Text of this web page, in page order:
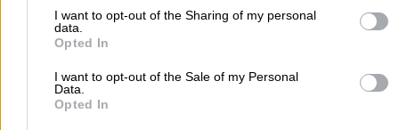
to Google and its third-party tags to use your data for below
purposes in below Google consent section.
I want to opt-out of the Sharing of my personal
data.
Opted In
I want to opt-out of the Sale of my Personal
Data.
Opted In